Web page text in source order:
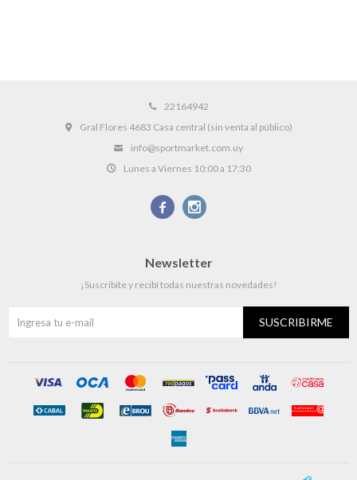
22164942
Gral Flores 4683 Casa central (sin venta al público)
info@sportmarket.com.uy
Lunes a Viernes 10:00 a 17:30
 
Newsletter
¡Suscribite y recibí todas nuestras novedades!
SUSCRIBIRME